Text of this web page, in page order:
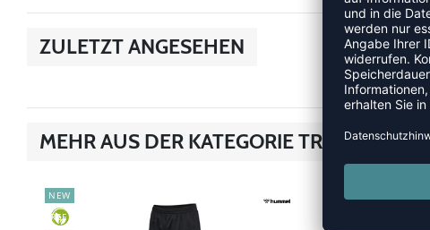
ZULETZT ANGESEHEN
MEHR AUS DER KATEGORIE
NEW
GREEN
-40%